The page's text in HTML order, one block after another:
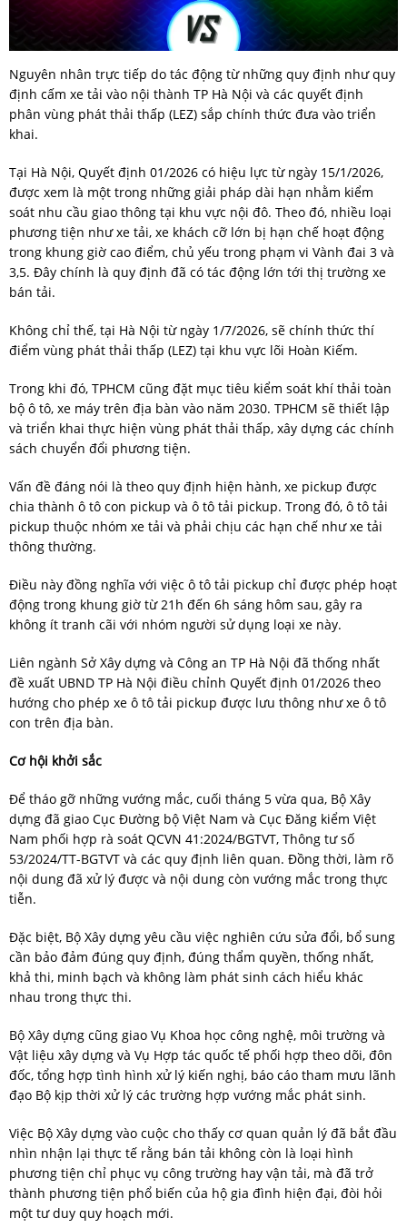
Nguyên nhân trực tiếp do tác động từ những quy định như quy
định cấm xe tải vào nội thành TP Hà Nội và các quyết định
phân vùng phát thải thấp (LEZ) sắp chính thức đưa vào triển
khai.
Tại Hà Nội, Quyết định 01/2026 có hiệu lực từ ngày 15/1/2026,
được xem là một trong những giải pháp dài hạn nhằm kiểm
soát nhu cầu giao thông tại khu vực nội đô. Theo đó, nhiều loại
phương tiện như xe tải, xe khách cỡ lớn bị hạn chế hoạt động
trong khung giờ cao điểm, chủ yếu trong phạm vi Vành đai 3 và
3,5. Đây chính là quy định đã có tác động lớn tới thị trường xe
bán tải.
Không chỉ thế, tại Hà Nội từ ngày 1/7/2026, sẽ chính thức thí
điểm vùng phát thải thấp (LEZ) tại khu vực lõi Hoàn Kiếm.
Trong khi đó, TPHCM cũng đặt mục tiêu kiểm soát khí thải toàn
bộ ô tô, xe máy trên địa bàn vào năm 2030. TPHCM sẽ thiết lập
và triển khai thực hiện vùng phát thải thấp, xây dựng các chính
sách chuyển đổi phương tiện.
Vấn đề đáng nói là theo quy định hiện hành, xe pickup được
chia thành ô tô con pickup và ô tô tải pickup. Trong đó, ô tô tải
pickup thuộc nhóm xe tải và phải chịu các hạn chế như xe tải
thông thường.
Điều này đồng nghĩa với việc ô tô tải pickup chỉ được phép hoạt
động trong khung giờ từ 21h đến 6h sáng hôm sau, gây ra
không ít tranh cãi với nhóm người sử dụng loại xe này.
Liên ngành Sở Xây dựng và Công an TP Hà Nội đã thống nhất
đề xuất UBND TP Hà Nội điều chỉnh Quyết định 01/2026 theo
hướng cho phép xe ô tô tải pickup được lưu thông như xe ô tô
con trên địa bàn.
Cơ hội khởi sắc
Để tháo gỡ những vướng mắc, cuối tháng 5 vừa qua, Bộ Xây
dựng đã giao Cục Đường bộ Việt Nam và Cục Đăng kiểm Việt
Nam phối hợp rà soát QCVN 41:2024/BGTVT, Thông tư số
53/2024/TT-BGTVT và các quy định liên quan. Đồng thời, làm rõ
nội dung đã xử lý được và nội dung còn vướng mắc trong thực
tiễn.
Đặc biệt, Bộ Xây dựng yêu cầu việc nghiên cứu sửa đổi, bổ sung
cần bảo đảm đúng quy định, đúng thẩm quyền, thống nhất,
khả thi, minh bạch và không làm phát sinh cách hiểu khác
nhau trong thực thi.
Bộ Xây dựng cũng giao Vụ Khoa học công nghệ, môi trường và
Vật liệu xây dựng và Vụ Hợp tác quốc tế phối hợp theo dõi, đôn
đốc, tổng hợp tình hình xử lý kiến nghị, báo cáo tham mưu lãnh
đạo Bộ kịp thời xử lý các trường hợp vướng mắc phát sinh.
Việc Bộ Xây dựng vào cuộc cho thấy cơ quan quản lý đã bắt đầu
nhìn nhận lại thực tế rằng bán tải không còn là loại hình
phương tiện chỉ phục vụ công trường hay vận tải, mà đã trở
thành phương tiện phổ biến của hộ gia đình hiện đại, đòi hỏi
một tư duy quy hoạch mới.